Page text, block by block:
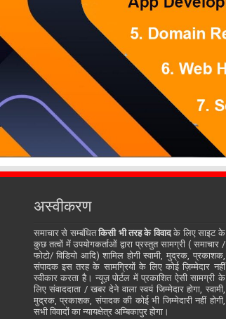
अस्वीकरण
समाचार से सम्बंधितकिसी भी तरह के विवादके लिए साइट के
कुछ तत्वों में उपयोगकर्ताओं द्वारा प्रस्तुत सामग्री ( समाचार /
फोटो/ विडियो आदि) शामिल होगी स्वामी, मुद्रक, प्रकाशक,
संपादक इस तरह के सामग्रियों के लिए कोई ज़िम्मेदार नहीं
स्वीकार करता है। न्यूज़ पोर्टल में प्रकाशित ऐसी सामग्री के
लिए संवाददाता / खबर देने वाला स्वयं जिम्मेदार होगा, स्वामी,
मुद्रक, प्रकाशक, संपादक की कोई भी जिम्मेदारी नहीं होगी,
सभी विवादों का न्यायक्षेत्र अम्बिकापुर होगा।